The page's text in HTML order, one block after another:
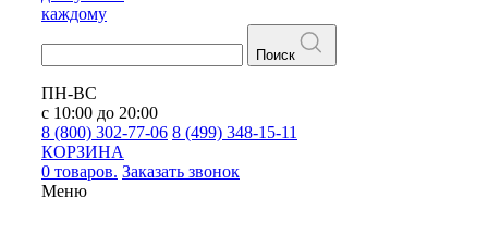
каждому
Поиск
ПН-ВС
с 10:00 до 20:00
8 (800) 302-77-06 8 (499) 348-15-11
КОРЗИНА
0 товаров. Заказать звонок
Меню